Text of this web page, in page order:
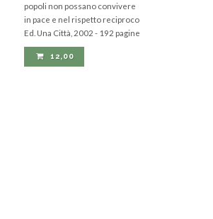
popoli non possano convivere
in pace e nel rispetto reciproco
Ed. Una Città, 2002 - 192 pagine
12,00